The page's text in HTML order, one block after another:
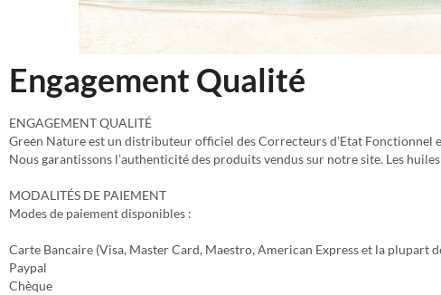
Engagement Qualité
ENGAGEMENT QUALITÉ
Green Nature est un distributeur officiel des Correcteurs d’Etat Fonctionnel
Nous garantissons l’authenticité des produits vendus sur notre site. Les
MODALITÉS DE PAIEMENT
Modes de paiement disponibles :
Carte Bancaire (Visa, Master Card, Maestro, American Express et la plupart
Paypal
Chèque